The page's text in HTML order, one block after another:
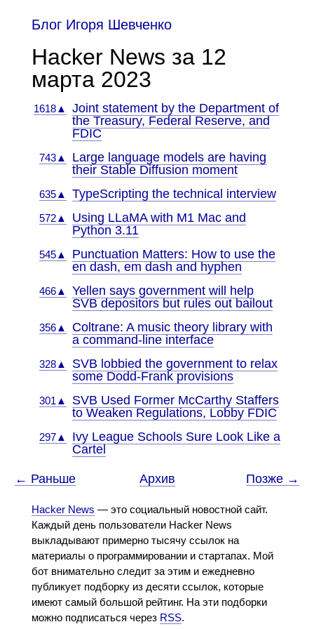
Блог Игоря Шевченко
Hacker News за 12
марта 2023
1618▲
Joint statement by the Department of
the Treasury, Federal Reserve, and
FDIC
743▲
Large language models are having
their Stable Diffusion moment
635▲ TypeScripting the technical interview
572▲
Using LLaMA with M1 Mac and
Python 3.11
545▲
Punctuation Matters: How to use the
en dash, em dash and hyphen
466▲
Yellen says government will help
SVB depositors but rules out bailout
356▲
Coltrane: A music theory library with
a command-line interface
328▲
SVB lobbied the government to relax
some Dodd-Frank provisions
301▲
SVB Used Former McCarthy Staffers
to Weaken Regulations, Lobby FDIC
297▲
Ivy League Schools Sure Look Like a
Cartel
← Раньше Архив Позже →
Hacker News — это социальный новостной сайт.
Каждый день пользователи Hacker News
выкладывают примерно тысячу ссылок на
материалы о программировании и стартапах. Мой
бот внимательно следит за этим и ежедневно
публикует подборку из десяти ссылок, которые
имеют самый большой рейтинг. На эти подборки
можно подписаться через RSS.